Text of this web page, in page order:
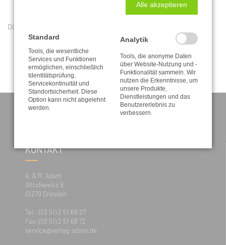
Die gewünschte Bestellung wurde nicht gefunden.
KONTAKT
A. & R. Adam
Alttolkewitz 9
01279 Dresden
Tel.: (03 51) 2 51 68 27
Fax: (03 51) 2 51 68 72
service@verlag-adam.de
Alle akzeptieren
Standard
Tools, die wesentliche
Services und Funktionen
ermöglichen, einschließlich
Identitätsprüfung,
Servicekontinuität und
Standortsicherheit. Diese
Option kann nicht abgelehnt
werden.
Analytik
Tools, die anonyme Daten
über Website-Nutzung und -
Funktionalität sammeln. Wir
nutzen die Erkenntnisse, um
unsere Produkte,
Dienstleistungen und das
Benutzererlebnis zu
verbessern.